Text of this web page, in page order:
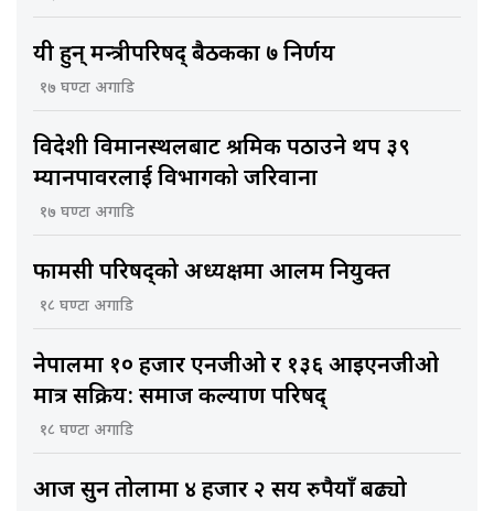
यी हुन् मन्त्रीपरिषद् बैठकका ७ निर्णय
१७ घण्टा अगाडि
विदेशी विमानस्थलबाट श्रमिक पठाउने थप ३९
म्यानपावरलाई विभागको जरिवाना
१७ घण्टा अगाडि
फार्मेसी परिषद्को अध्यक्षमा आलम नियुक्त
१८ घण्टा अगाडि
नेपालमा १० हजार एनजीओ र १३६ आइएनजीओ
मात्र सक्रिय: समाज कल्याण परिषद्
१८ घण्टा अगाडि
आज सुन तोलामा ४ हजार २ सय रुपैयाँ बढ्यो